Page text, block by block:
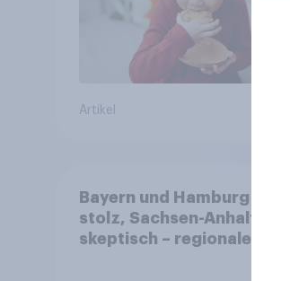
Artikel
Bayern und Hamburg
stolz, Sachsen-Anhalt
skeptisch – regionale